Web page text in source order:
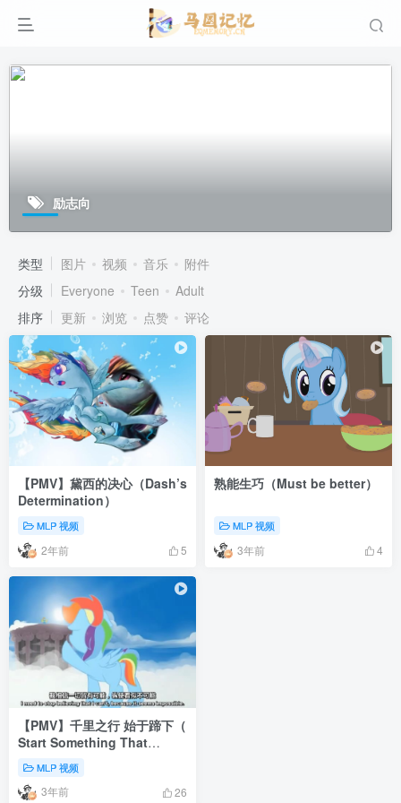
励志向
类型 图片 视频 音乐
附件
分级
Everyone Teen
Adult
排序
更新 浏览 点赞 评论
【PMV】黛西的决心（Dash’s
Determination）
MLP 视频
2年前 5
熟能生巧（Must be better）
MLP 视频
3年前 4
【PMV】千里之行 始于蹄下（
Start Something That
Matters）
MLP 视频
3年前 26